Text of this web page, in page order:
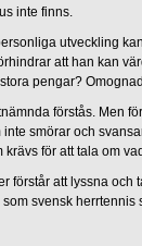
inte finns.
utveckling
att han kan
pengar?
förstås. Men
smörar och
för att tala om
förstår att lyssna och
svensk herrtennis